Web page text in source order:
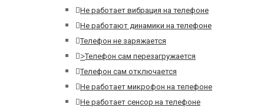
Не работает вибрация на телефоне
Не работают динамики на телефоне
Телефон не заряжается
>Телефон сам перезагружается
Телефон сам отключается
Не работает микрофон на телефоне
Не работает сенсор на телефоне